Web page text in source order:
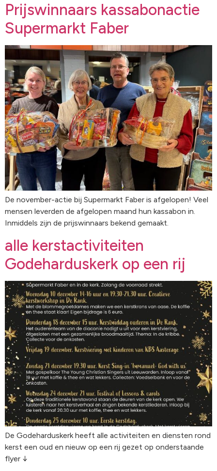
Prijswinnaars kassabonactie
Supermarkt Faber
De november-actie bij Supermarkt Faber is afgelopen! Veel
mensen leverden de afgelopen maand hun kassabon in.
Inmiddels zijn de prijswinnaars bekend gemaakt.
alle kerstactiviteiten
Godeharduskerk op een rij
De Godeharduskerk heeft alle activiteiten en diensten rond
kerst een oud en nieuw op een rij gezet op onderstaande
flyer ↓